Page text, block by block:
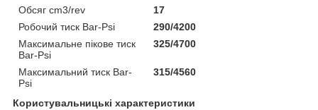
Обсяг cm3/rev
17
Робочий тиск Bar-Psi
290/4200
Максимальне пікове тиск
Bar-Psi
325/4700
Максимальний тиск Bar-
Psi
315/4560
Користувальницькі характеристики